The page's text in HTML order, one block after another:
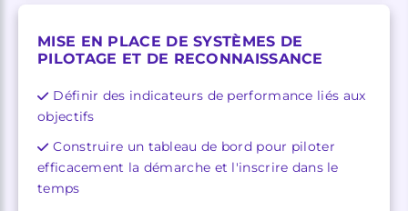
MISE EN PLACE DE SYSTÈMES DE
PILOTAGE ET DE RECONNAISSANCE
Définir des indicateurs de performance liés aux
objectifs
Construire un tableau de bord pour piloter
efficacement la démarche et l'inscrire dans le
temps